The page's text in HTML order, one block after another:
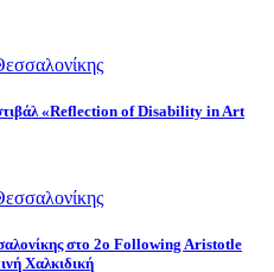
«Reflection of Disability in Art
στο 2ο Following Aristotle
Χαλκιδική